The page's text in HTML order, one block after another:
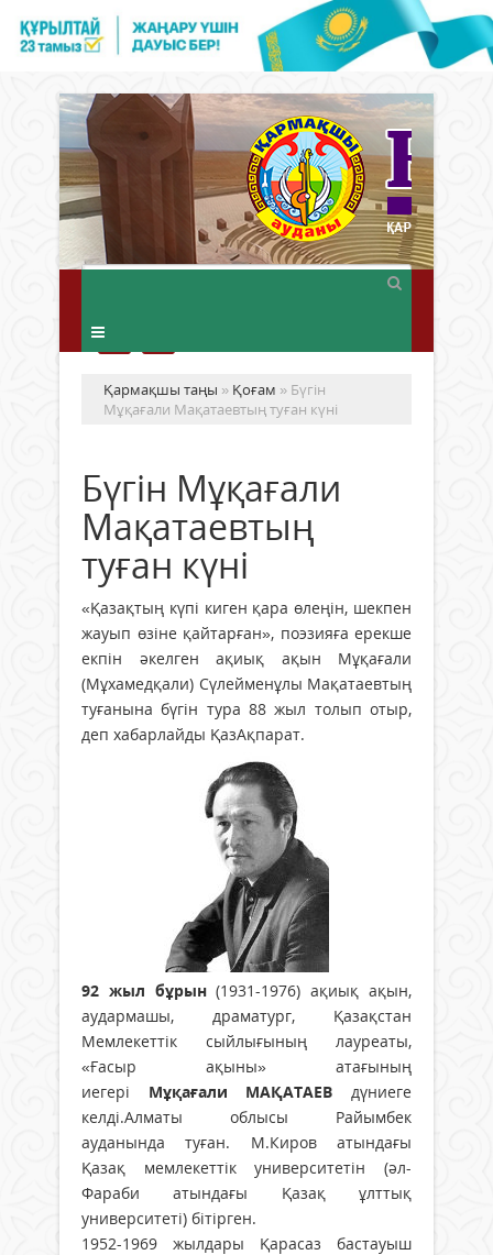
Қармақшы таңы » Қоғам » Бүгін
Мұқағали Мақатаевтың туған күні
Бүгін Мұқағали
Мақатаевтың
туған күні
«Қазақтың күпі киген қара өлеңін, шекпен
жауып өзіне қайтарған», поэзияға ерекше
екпін әкелген ақиық ақын Мұқағали
(Мұхамедқали) Сүлейменұлы Мақатаевтың
туғанына бүгін тура 88 жыл толып отыр,
деп хабарлайды ҚазАқпарат.
92 жыл бұрын(1931-1976) ақиық ақын,
аудармашы, драматург, Қазақстан
Мемлекеттік сыйлығының лауреаты,
«Ғасыр ақыны» атағының
иегері Мұқағали МАҚАТАЕВ дүниеге
келді.Алматы облысы Райымбек
ауданында туған. М.Киров атындағы
Қазақ мемлекеттік университетін (әл-
Фараби атындағы Қазақ ұлттық
университеті) бітірген.
1952-1969 жылдары Қарасаз бастауыш